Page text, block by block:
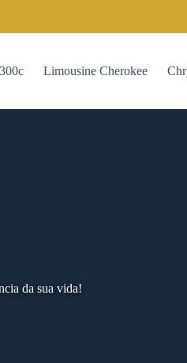
Limousine Cherokee
da sua vida!